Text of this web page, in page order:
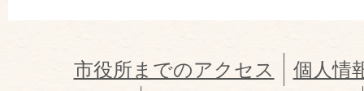
市役所までのアクセス
個人情